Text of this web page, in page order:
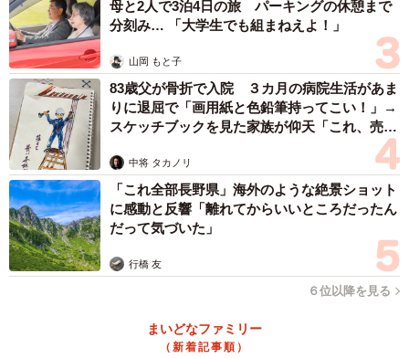
4/6
あんこときなこでご褒美スイーツの完成♡（提供：
@hayuka_chokatsu_sweetsさん）
はゆかさんに作り方のポイントを尋ねると、「豆腐と片
栗粉をしっかり混ぜること」とのこと。最初の混ぜ始め
は、体感1分くらいは混ぜ、1回目のレンチン後も素早くし
っかり混ぜることが重要だそうです。さらに、2回目のレン
母と2人で3泊4日の旅 パーキングの休憩まで
分刻み… 「大学生でも組まねえよ！」
山岡 もと子
83歳父が骨折で入院 ３カ月の病院生活があま
りに退屈で「画用紙と色鉛筆持ってこい！」→
スケッチブックを見た家族が仰天「これ、売れ
中将 タカノリ
「これ全部長野県」海外のような絶景ショット
に感動と反響「離れてからいいところだったん
だって気づいた」
行橋 友
６位以降を見る
まいどなファミリー
（新着記事順）